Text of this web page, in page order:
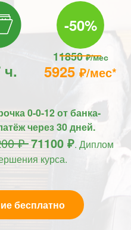
ч.
-50%
11850₽/мес
5925₽/мес*
0-0-12 от банка-
через 30 дней.
₽71100 ₽. Диплом
курса.
бесплатно